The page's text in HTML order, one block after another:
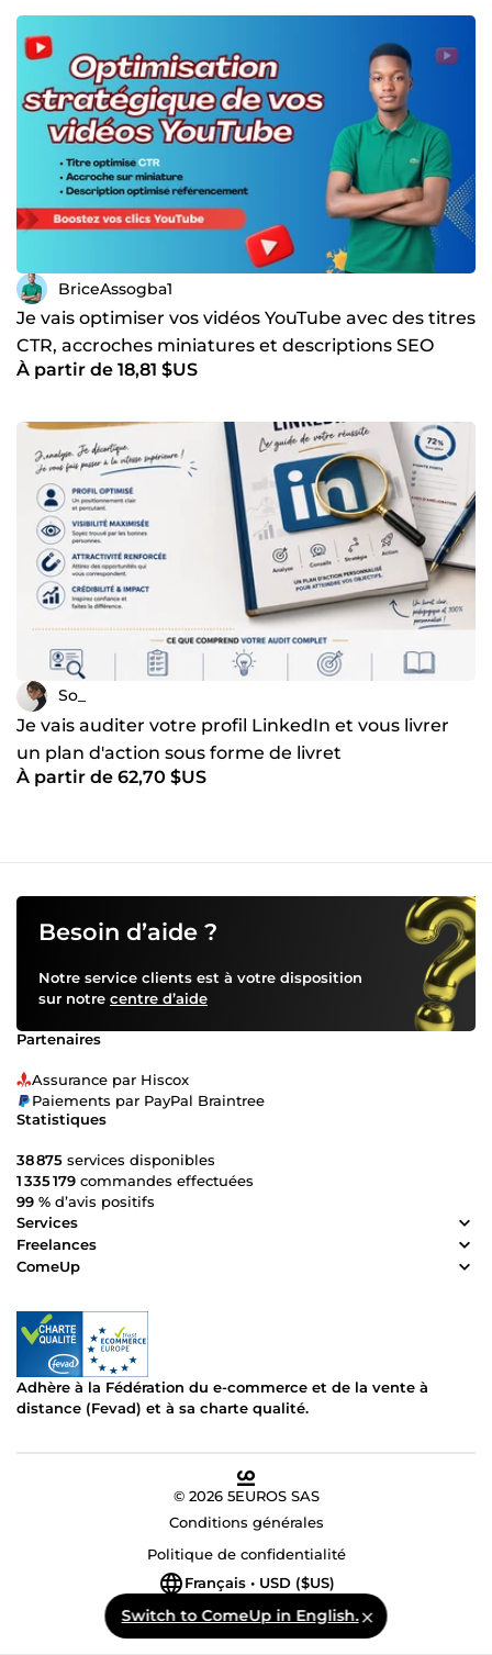
BriceAssogba1
Je vais optimiser vos vidéos YouTube avec des titres
CTR, accroches miniatures et descriptions SEO
À partir de 18,81 $US
So_
Je vais auditer votre profil LinkedIn et vous livrer
un plan d'action sous forme de livret
À partir de 62,70 $US
Switch to ComeUp in English.
Besoin d’aide ?
Notre service clients est à votre disposition
sur notre centre d’aide
Partenaires
Assurance par Hiscox
Paiements par PayPal Braintree
Statistiques
38 875 services disponibles
1 335 179 commandes effectuées
99 % d’avis positifs
Services
Freelances
ComeUp
Adhère à la Fédération du e-commerce et de la vente à
distance (Fevad) et à sa charte qualité.
© 2026 5EUROS SAS
Conditions générales
Politique de confidentialité
Français • USD ($US)